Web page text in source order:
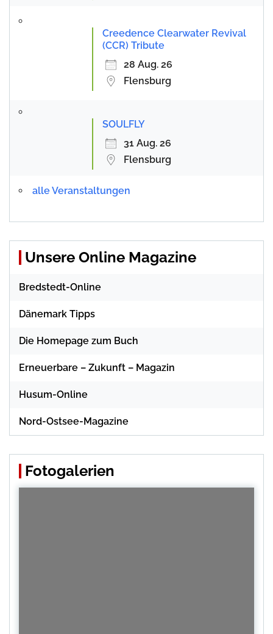
Creedence Clearwater Revival
(CCR) Tribute
28 Aug. 26
Flensburg
SOULFLY
31 Aug. 26
Flensburg
alle Veranstaltungen
Unsere Online Magazine
Bredstedt-Online
Dänemark Tipps
Die Homepage zum Buch
Erneuerbare – Zukunft – Magazin
Husum-Online
Nord-Ostsee-Magazine
Fotogalerien